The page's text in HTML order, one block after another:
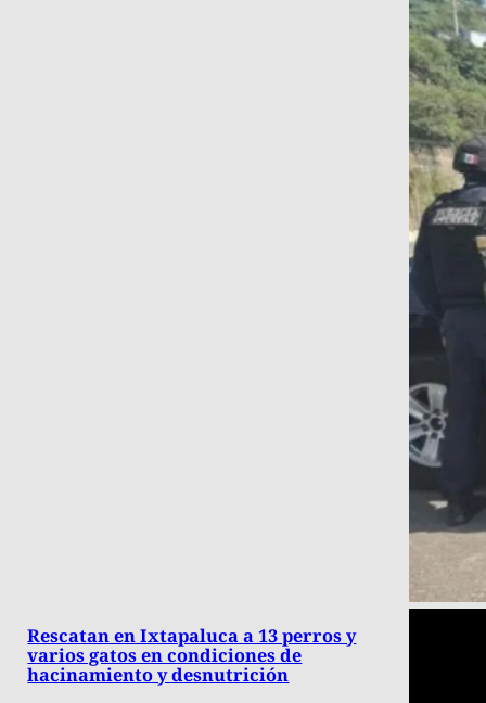
Rescatan en Ixtapaluca a 13 perros y
varios gatos en condiciones de
hacinamiento y desnutrición